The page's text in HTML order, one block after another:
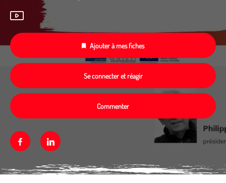
Ajouter à mes fiches
Se connecter et réagir
Commenter
FacebookLinkedin